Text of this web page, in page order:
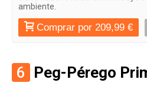
ambiente.
Comprar por 209,99 €
6 Peg-Pérego